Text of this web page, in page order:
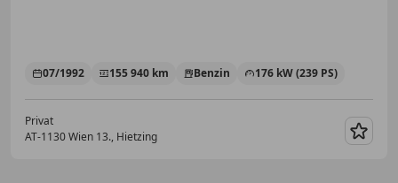
07/1992 155 940 km Benzin 176 kW (239 PS)
Privat
AT-1130 Wien 13., Hietzing